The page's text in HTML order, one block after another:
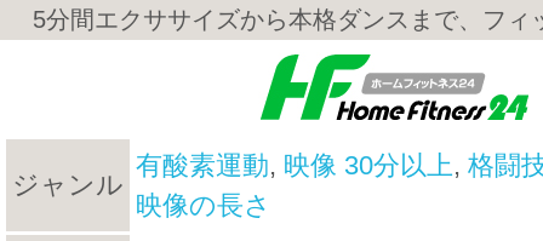
5分間エクササイズから本格ダンスまで、フィ
ジャンル
有酸素運動, 映像 30分以上, 格闘
映像の長さ